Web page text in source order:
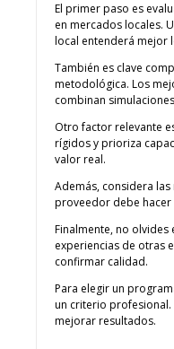
El primer paso es
en mercados locales.
local entenderá mejor
También es clave
metodológica. Los
combinan
Otro factor relevante
rígidos y prioriza
valor real.
Además, considera
proveedor debe hacer
Finalmente, no olvides
experiencias de otras
confirmar calidad.
Para elegir un
un criterio
mejorar resultados.